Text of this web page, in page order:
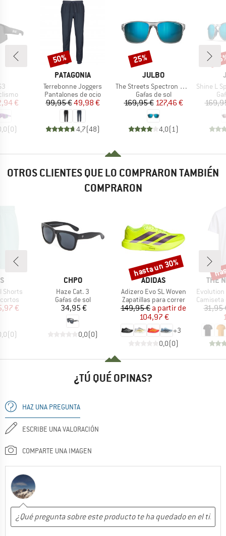
reducido
€
(0)
MARCA
PATAGONIA
Artículo
Terrebonne Joggers
Product group
Pantalones de ocio
Precio
99,95 €Precio reducido
49,98 €
4,7(48)
Descuento
50%
MARCA
JULBO
Artículo
The Streets Spectron HD S3 Polarized (VLT 12%)
Product group
Gafas de sol
Precio
169,95 €Precio reducido
127,46 €
4,0(1 )
Descuento
25%
Artículo
Shine L Spectron
OTROS CLIENTES QUE LO COMPRARON TAMBIÉN
COMPRARON
Shorts
reducido
€
(0)
MARCA
CHPO
Artículo
Haze Cat. 3
Product group
Gafas de sol
Precio
34,95 €
0,0(0)
MARCA
ADIDAS
Artículo
Adizero Evo SL Woven
Product group
Zapatillas para correr
Precio
149,95 € Precio reducido
a partir de
104,97 €
+3
0,0(0)
Descuento
hasta un 30%
THE
Artículo
Evolution Box
Product
Camiseta
31,95
¿TÚ QUÉ OPINAS?
HAZ UNA PREGUNTA
ESCRIBE UNA VALORACIÓN
COMPARTE UNA IMAGEN